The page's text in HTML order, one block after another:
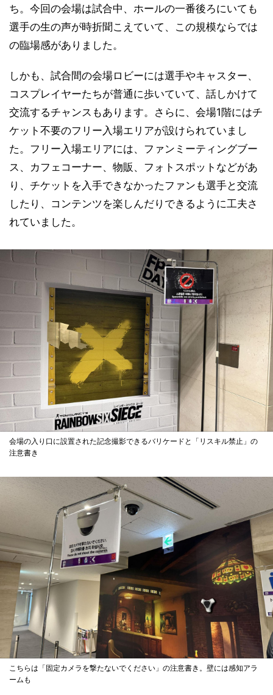
ち。今回の会場は試合中、ホールの一番後ろにいても
選手の生の声が時折聞こえていて、この規模ならでは
の臨場感がありました。
しかも、試合間の会場ロビーには選手やキャスター、
コスプレイヤーたちが普通に歩いていて、話しかけて
交流するチャンスもあります。さらに、会場1階にはチ
ケット不要のフリー入場エリアが設けられていまし
た。フリー入場エリアには、ファンミーティングブー
ス、カフェコーナー、物販、フォトスポットなどがあ
り、チケットを入手できなかったファンも選手と交流
したり、コンテンツを楽しんだりできるように工夫さ
れていました。
会場の入り口に設置された記念撮影できるバリケードと「リスキル禁止」の
注意書き
こちらは「固定カメラを撃たないでください」の注意書き。壁には感知アラ
ームも